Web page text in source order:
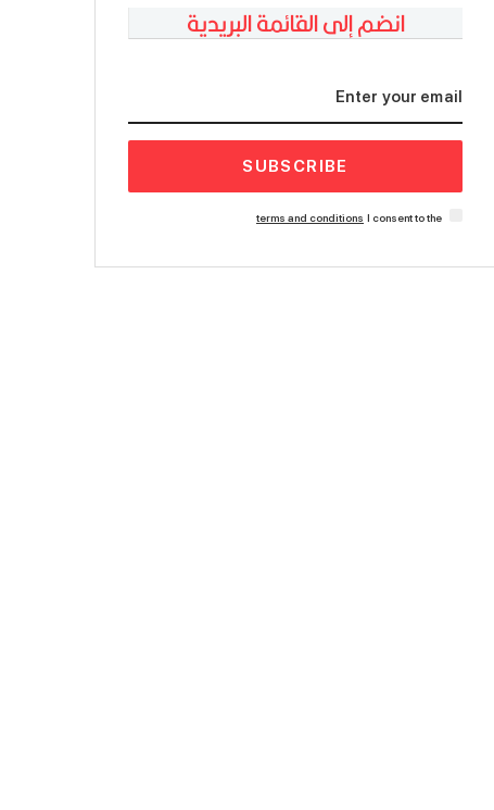
انضم إلى القائمة البريدية
SUBSCRIBE
I consent to the
terms and conditions